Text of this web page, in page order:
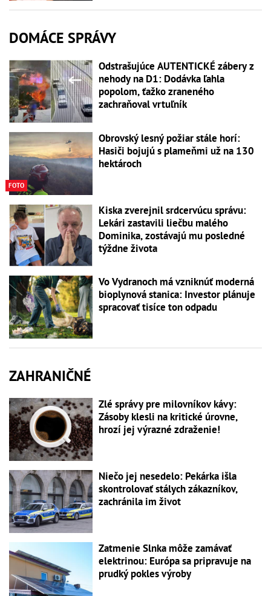
DOMÁCE SPRÁVY
Odstrašujúce AUTENTICKÉ zábery z
nehody na D1: Dodávka ľahla
popolom, ťažko zraneného
zachraňoval vrtuľník
FOTO
Obrovský lesný požiar stále horí:
Hasiči bojujú s plameňmi už na 130
hektároch
Kiska zverejnil srdcervúcu správu:
Lekári zastavili liečbu malého
Dominika, zostávajú mu posledné
týždne života
Vo Vydranoch má vzniknúť moderná
bioplynová stanica: Investor plánuje
spracovať tisíce ton odpadu
ZAHRANIČNÉ
Zlé správy pre milovníkov kávy:
Zásoby klesli na kritické úrovne,
hrozí jej výrazné zdraženie!
Niečo jej nesedelo: Pekárka išla
skontrolovať stálych zákazníkov,
zachránila im život
Zatmenie Slnka môže zamávať
elektrinou: Európa sa pripravuje na
prudký pokles výroby